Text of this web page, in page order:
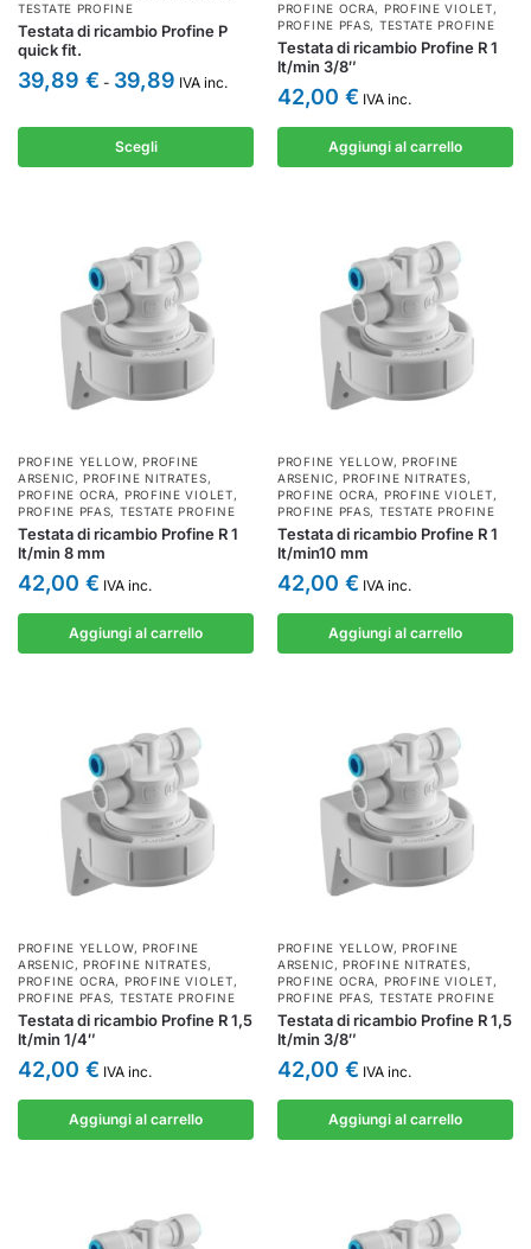
TESTATE PROFINE
Testata di ricambio Profine P
quick fit.
39,89 € - 39,89 IVA inc.
Scegli
PROFINE OCRA, PROFINE VIOLET,
PROFINE PFAS, TESTATE PROFINE
Testata di ricambio Profine R 1
lt/min 3/8″
42,00 € IVA inc.
Aggiungi al carrello
PROFINE YELLOW,PROFINE
ARSENIC,PROFINE NITRATES,
PROFINE OCRA, PROFINE VIOLET,
PROFINE PFAS, TESTATE PROFINE
Testata di ricambio Profine R 1
lt/min 8 mm
42,00 € IVA inc.
Aggiungi al carrello
PROFINE YELLOW,PROFINE
ARSENIC,PROFINE NITRATES,
PROFINE OCRA, PROFINE VIOLET,
PROFINE PFAS, TESTATE PROFINE
Testata di ricambio Profine R 1
lt/min10 mm
42,00 € IVA inc.
Aggiungi al carrello
PROFINE YELLOW,PROFINE
ARSENIC,PROFINE NITRATES,
PROFINE OCRA, PROFINE VIOLET,
PROFINE PFAS, TESTATE PROFINE
Testata di ricambio Profine R 1,5
lt/min 1/4″
42,00 € IVA inc.
Aggiungi al carrello
PROFINE YELLOW,PROFINE
ARSENIC,PROFINE NITRATES,
PROFINE OCRA, PROFINE VIOLET,
PROFINE PFAS, TESTATE PROFINE
Testata di ricambio Profine R 1,5
lt/min 3/8″
42,00 € IVA inc.
Aggiungi al carrello